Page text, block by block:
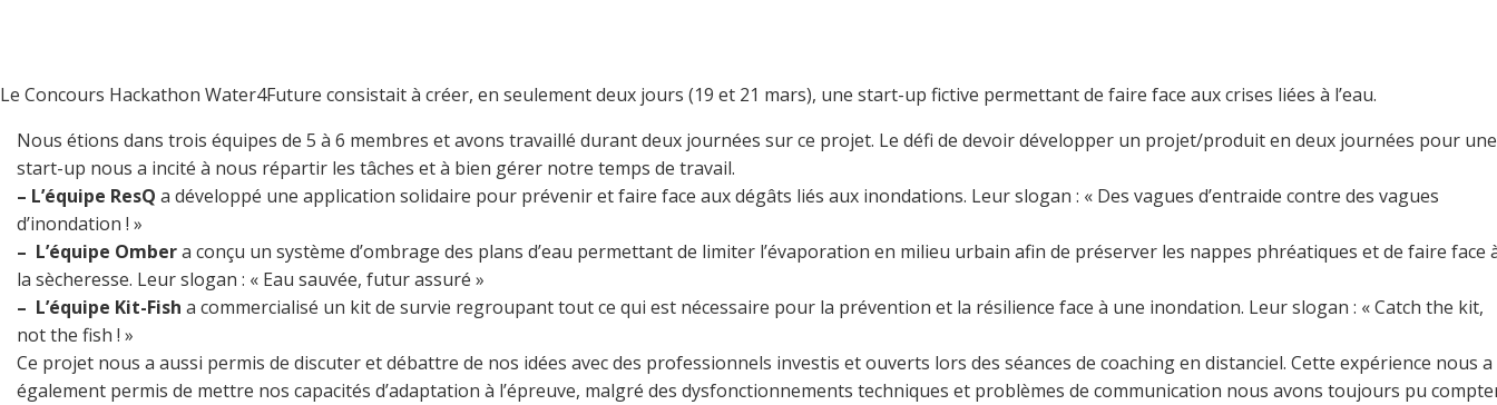
Le Concours Hackathon Water4Future consistait à créer, en seulement deux jours (19 et 21 mars), une start-up fictive permettant de faire face aux crises liées à l’eau.
Nous étions dans trois équipes de 5 à 6 membres et avons travaillé durant deux journées sur ce projet. Le défi de devoir développer un projet/produit en deux journées pour une
start-up nous a incité à nous répartir les tâches et à bien gérer notre temps de travail.
– L’équipe ResQ a développé une application solidaire pour prévenir et faire face aux dégâts liés aux inondations. Leur slogan : « Des vagues d’entraide contre des vagues
d’inondation ! »
– L’équipe Ombera conçu un système d’ombrage des plans d’eau permettant de limiter l’évaporation en milieu urbain afin de préserver les nappes phréatiques et de faire face
la sècheresse. Leur slogan : « Eau sauvée, futur assuré »
– L’équipe Kit-Fish a commercialisé un kit de survie regroupant tout ce qui est nécessaire pour la prévention et la résilience face à une inondation. Leur slogan : « Catch the kit,
not the fish ! »
Ce projet nous a aussi permis de discuter et débattre de nos idées avec des professionnels investis et ouverts lors des séances de coaching en distanciel. Cette expérience nous a
également permis de mettre nos capacités d’adaptation à l’épreuve, malgré des dysfonctionnements techniques et problèmes de communication nous avons toujours pu